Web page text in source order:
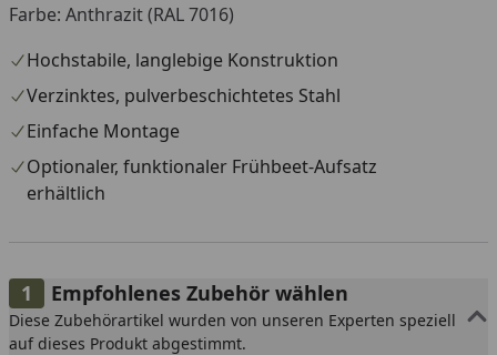
Farbe: Anthrazit (RAL 7016)
Hochstabile, langlebige Konstruktion
Verzinktes, pulverbeschichtetes Stahl
Einfache Montage
Optionaler, funktionaler Frühbeet-Aufsatz
erhältlich
Empfohlenes Zubehör wählen
Diese Zubehörartikel wurden von unseren Experten speziell
auf dieses Produkt abgestimmt.